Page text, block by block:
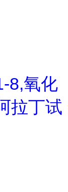
8,氧化
拉丁试